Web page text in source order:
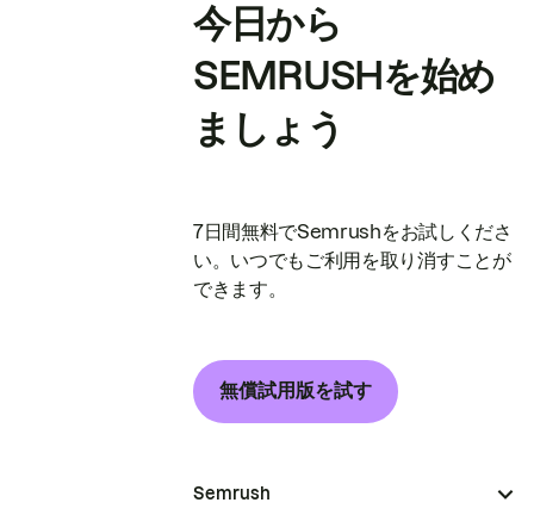
今日から
SEMRUSHを始め
ましょう
7日間無料でSemrushをお試しくださ
い。いつでもご利用を取り消すことが
できます。
無償試用版を試す
Semrush